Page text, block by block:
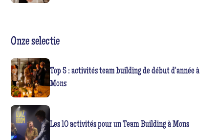
Onze selectie
Top 5 : activités team building de début d'année à
Mons
Les 10 activités pour un Team Building à Mons